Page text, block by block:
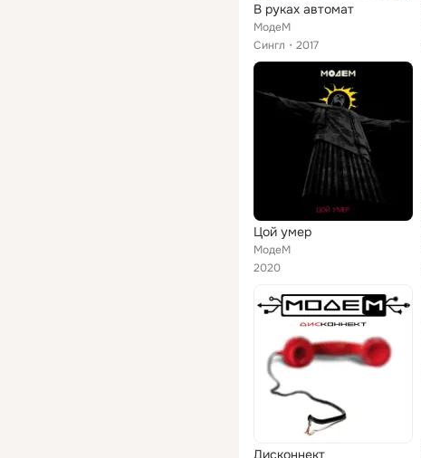
В руках автомат
МодеМ
Сингл
2017
Цой умер
МодеМ
2020
Дисконнект